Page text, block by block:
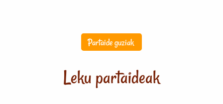
Partaide guziak
Leku partaideak